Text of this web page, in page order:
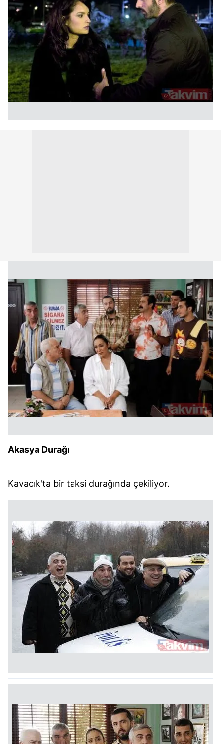
Akasya Durağı
Kavacık'ta bir taksi durağında çekiliyor.